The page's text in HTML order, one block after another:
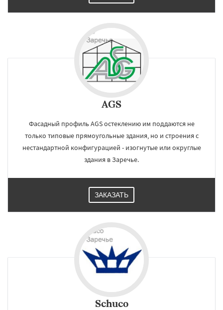
AGS
Фасадный профиль AGS остеклению им поддаются не
только типовые прямоугольные здания, но и строения с
нестандартной конфигурацией - изогнутые или округлые
здания в Заречье.
ЗАКАЗАТЬ
Schuco